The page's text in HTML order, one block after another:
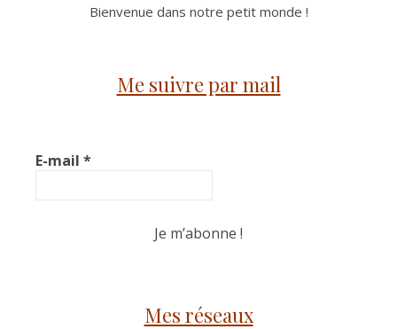
Bienvenue dans notre petit monde !
Me suivre par mail
E-mail *
Mes réseaux